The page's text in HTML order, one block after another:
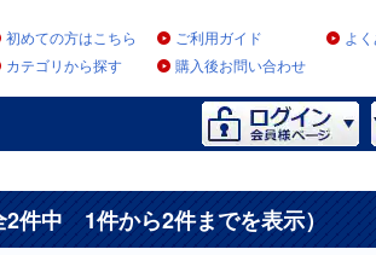
初めての方はこちら ご利用ガイド
よ
カテゴリから探す
購入後お問い合わせ
2件中 1件から2件までを表示）